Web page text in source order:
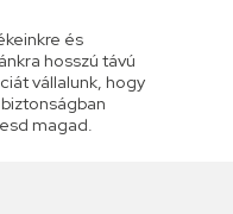
és
hosszú távú
vállalunk, hogy
magad.